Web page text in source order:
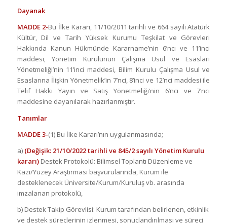
Dayanak
MADDE 2-Bu İlke Kararı, 11/10/2011 tarihli ve 664 sayılı Atatürk
Kültür, Dil ve Tarih Yüksek Kurumu Teşkilat ve Görevleri
Hakkında Kanun Hükmünde Kararname’nin 6’ncı ve 11’inci
maddesi, Yönetim Kurulunun Çalışma Usul ve Esasları
Yönetmeliği’nin 11’inci maddesi, Bilim Kurulu Çalışma Usul ve
Esaslarına İlişkin Yönetmelik’in 7’nci, 8’inci ve 12’nci maddesi ile
Telif Hakkı Yayın ve Satış Yönetmeliği’nin 6’ncı ve 7’nci
maddesine dayanılarak hazırlanmıştır.
Tanımlar
MADDE 3-(1) Bu İlke Kararı’nın uygulanmasında;
a) (Değişik: 21/10/2022 tarihli ve 845/2 sayılı Yönetim Kurulu
kararı) Destek Protokolü: Bilimsel Toplantı Düzenleme ve
Kazı/Yüzey Araştırması başvurularında, Kurum ile
desteklenecek Üniversite/Kurum/Kuruluş vb. arasında
imzalanan protokolü,
b) Destek Takip Görevlisi: Kurum tarafından belirlenen, etkinlik
ve destek süreçlerinin izlenmesi, sonuçlandırılması ve süreci